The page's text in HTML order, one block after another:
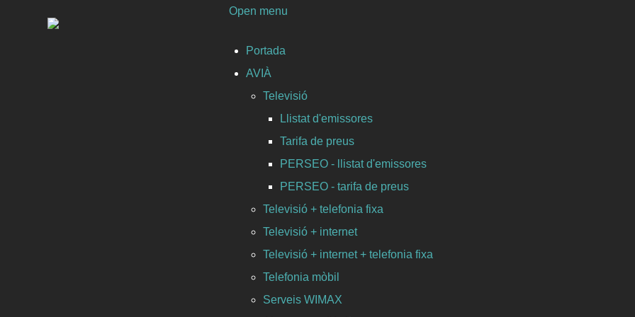
Open menu
Portada
AVIÀ
Televisió
Llistat d'emissores
Tarifa de preus
PERSEO - llistat d'emissores
PERSEO - tarifa de preus
Televisió + telefonia fixa
Televisió + internet
Televisió + internet + telefonia fixa
Telefonia mòbil
Serveis WIMAX